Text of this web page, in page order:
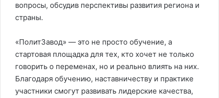
вопросы, обсудив перспективы развития региона и
страны.
«ПолитЗавод» — это не просто обучение, а
стартовая площадка для тех, кто хочет не только
говорить о переменах, но и реально влиять на них.
Благодаря обучению, наставничеству и практике
участники смогут развивать лидерские качества,